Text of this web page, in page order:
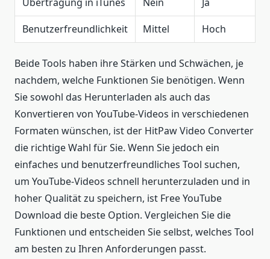
Benutzerfreundlichkeit
Mittel Hoch
Beide Tools haben ihre Stärken und Schwächen, je
nachdem, welche Funktionen Sie benötigen. Wenn
Sie sowohl das Herunterladen als auch das
Konvertieren von YouTube-Videos in verschiedenen
Formaten wünschen, ist der HitPaw Video Converter
die richtige Wahl für Sie. Wenn Sie jedoch ein
einfaches und benutzerfreundliches Tool suchen,
um YouTube-Videos schnell herunterzuladen und in
hoher Qualität zu speichern, ist Free YouTube
Download die beste Option. Vergleichen Sie die
Funktionen und entscheiden Sie selbst, welches Tool
am besten zu Ihren Anforderungen passt.